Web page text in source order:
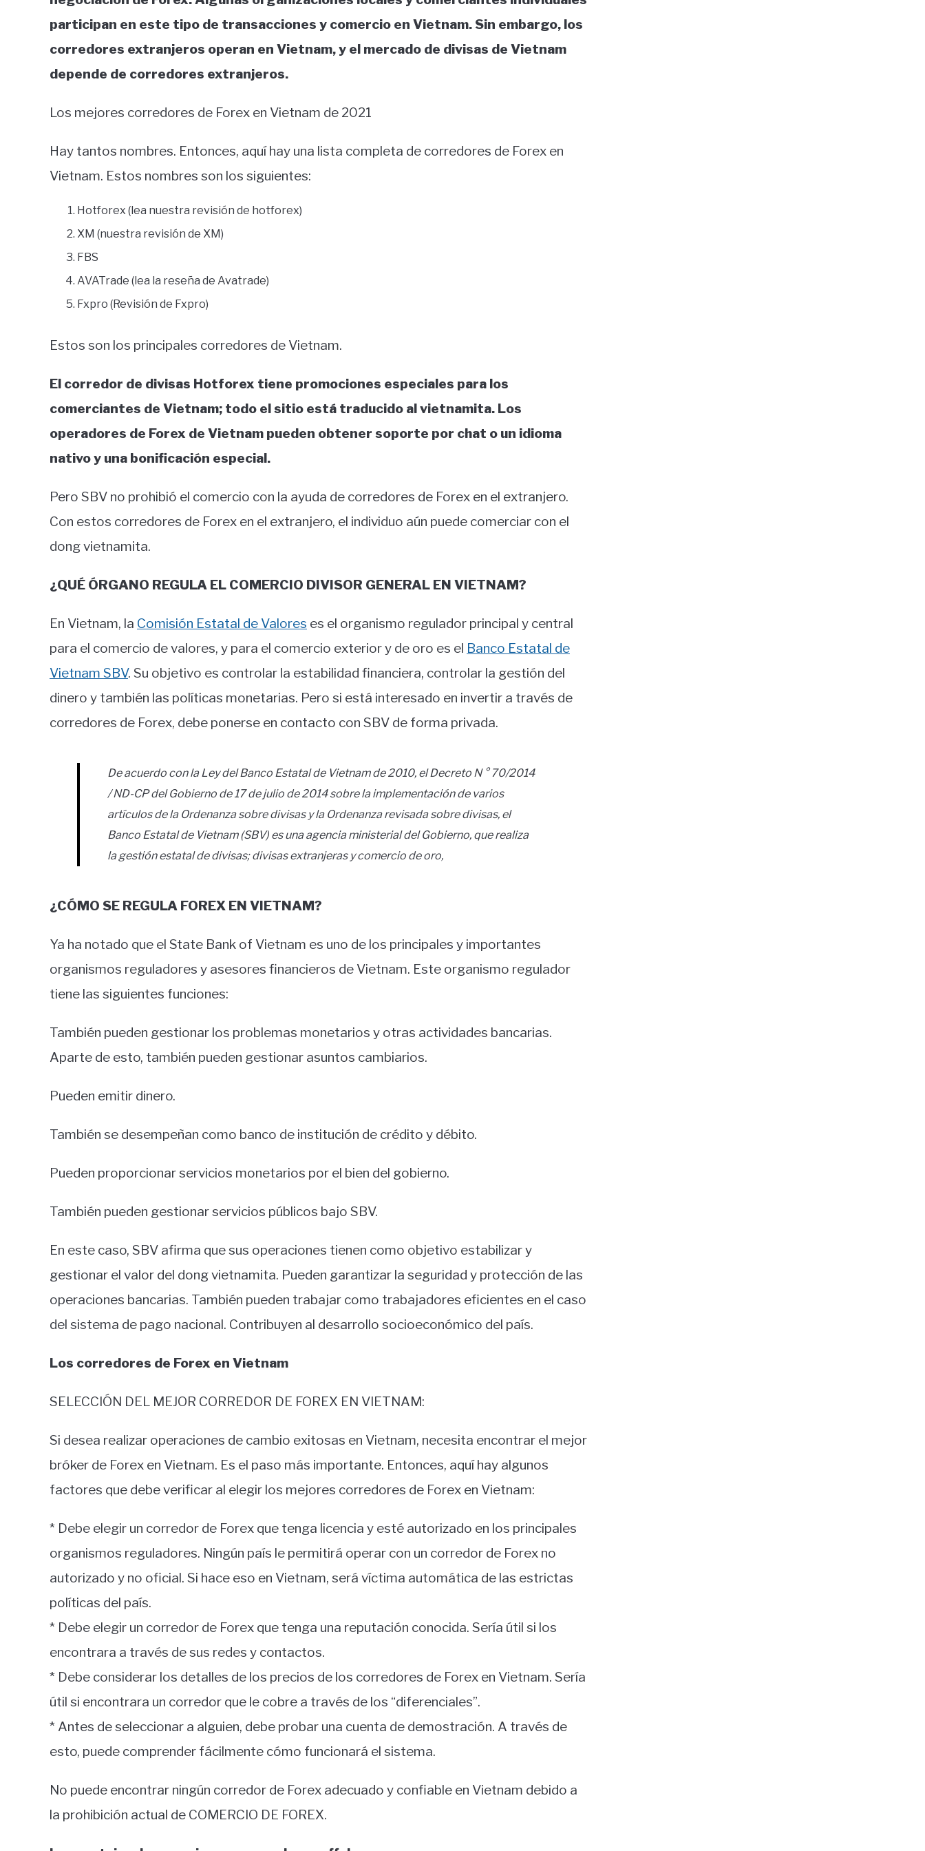
participan en este tipo de transacciones y comercio en Vietnam. Sin embargo, los
corredores extranjeros operan en Vietnam, y el mercado de divisas de Vietnam
depende de corredores extranjeros.
Los mejores corredores de Forex en Vietnam de 2021
Hay tantos nombres. Entonces, aquí hay una lista completa de corredores de Forex en
Vietnam. Estos nombres son los siguientes:
Hotforex (lea nuestra revisión de hotforex)
XM (nuestra revisión de XM)
FBS
AVATrade (lea la reseña de Avatrade)
Fxpro (Revisión de Fxpro)
Estos son los principales corredores de Vietnam.
El corredor de divisas Hotforex tiene promociones especiales para los
comerciantes de Vietnam; todo el sitio está traducido al vietnamita. Los
operadores de Forex de Vietnam pueden obtener soporte por chat o un idioma
nativo y una bonificación especial.
Pero SBV no prohibió el comercio con la ayuda de corredores de Forex en el extranjero.
Con estos corredores de Forex en el extranjero, el individuo aún puede comerciar con el
dong vietnamita.
¿QUÉ ÓRGANO REGULA EL COMERCIO DIVISOR GENERAL EN VIETNAM?
En Vietnam, la Comisión Estatal de Valores es el organismo regulador principal y central
para el comercio de valores, y para el comercio exterior y de oro es el Banco Estatal de
Vietnam SBV. Su objetivo es controlar la estabilidad financiera, controlar la gestión del
dinero y también las políticas monetarias. Pero si está interesado en invertir a través de
corredores de Forex, debe ponerse en contacto con SBV de forma privada.
De acuerdo con la Ley del Banco Estatal de Vietnam de 2010, el Decreto N ° 70/2014
/ ND-CP del Gobierno de 17 de julio de 2014 sobre la implementación de varios
artículos de la Ordenanza sobre divisas y la Ordenanza revisada sobre divisas, el
Banco Estatal de Vietnam (SBV) es una agencia ministerial del Gobierno, que realiza
la gestión estatal de divisas; divisas extranjeras y comercio de oro,
¿CÓMO SE REGULA FOREX EN VIETNAM?
Ya ha notado que el State Bank of Vietnam es uno de los principales y importantes
organismos reguladores y asesores financieros de Vietnam. Este organismo regulador
tiene las siguientes funciones:
También pueden gestionar los problemas monetarios y otras actividades bancarias.
Aparte de esto, también pueden gestionar asuntos cambiarios.
Pueden emitir dinero.
También se desempeñan como banco de institución de crédito y débito.
Pueden proporcionar servicios monetarios por el bien del gobierno.
También pueden gestionar servicios públicos bajo SBV.
En este caso, SBV afirma que sus operaciones tienen como objetivo estabilizar y
gestionar el valor del dong vietnamita. Pueden garantizar la seguridad y protección de las
operaciones bancarias. También pueden trabajar como trabajadores eficientes en el caso
del sistema de pago nacional. Contribuyen al desarrollo socioeconómico del país.
Los corredores de Forex en Vietnam
SELECCIÓN DEL MEJOR CORREDOR DE FOREX EN VIETNAM:
Si desea realizar operaciones de cambio exitosas en Vietnam, necesita encontrar el mejor
bróker de Forex en Vietnam. Es el paso más importante. Entonces, aquí hay algunos
factores que debe verificar al elegir los mejores corredores de Forex en Vietnam:
* Debe elegir un corredor de Forex que tenga licencia y esté autorizado en los principales
organismos reguladores. Ningún país le permitirá operar con un corredor de Forex no
autorizado y no oficial. Si hace eso en Vietnam, será víctima automática de las estrictas
políticas del país.
* Debe elegir un corredor de Forex que tenga una reputación conocida. Sería útil si los
encontrara a través de sus redes y contactos.
* Debe considerar los detalles de los precios de los corredores de Forex en Vietnam. Sería
útil si encontrara un corredor que le cobre a través de los “diferenciales”.
* Antes de seleccionar a alguien, debe probar una cuenta de demostración. A través de
esto, puede comprender fácilmente cómo funcionará el sistema.
No puede encontrar ningún corredor de Forex adecuado y confiable en Vietnam debido a
la prohibición actual de COMERCIO DE FOREX.